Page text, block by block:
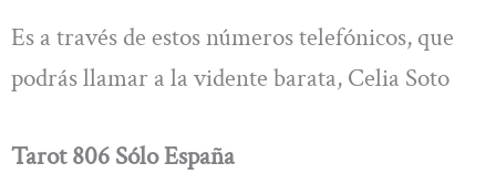
Es a través de estos números telefónicos, que
podrás llamar a la vidente barata, Celia Soto
Tarot 806 Sólo España